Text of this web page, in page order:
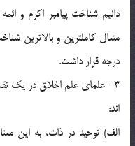
دانيم شناخت پيامبر اكرم و
متعال كاملترين و بالاترين
درجه قرار داشت.
3- علماي علم اخلاق در يك
اند:
الف) توحيد در ذات، به اين